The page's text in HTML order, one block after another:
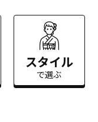
スタイル
で選ぶ